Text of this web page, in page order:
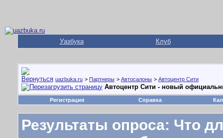
Уазбука Клуб
uazbuka.ru > Партнеры > Автосалоны > Автоцентр Сити
Автоцентр Сити - новый
Регистрация Справка
Результаты опроса: Что